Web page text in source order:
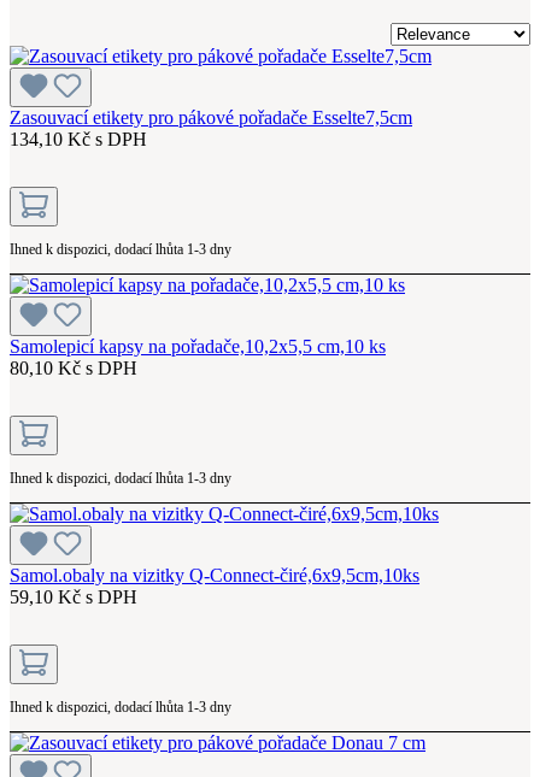
Zasouvací etikety pro pákové pořadače Esselte7,5cm
134,10 Kč s DPH
Ihned k dispozici, dodací lhůta 1-3 dny
Samolepicí kapsy na pořadače,10,2x5,5 cm,10 ks
80,10 Kč s DPH
Ihned k dispozici, dodací lhůta 1-3 dny
Samol.obaly na vizitky Q-Connect-čiré,6x9,5cm,10ks
59,10 Kč s DPH
Ihned k dispozici, dodací lhůta 1-3 dny